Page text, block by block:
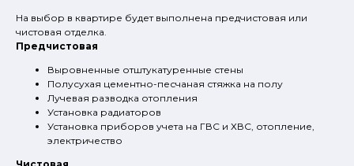
На выбор в квартире будет выполнена предчистовая или
чистовая отделка.
Предчистовая
Выровненные отштукатуренные стены
Полусухая цементно-песчаная стяжка на полу
Лучевая разводка отопления
Установка радиаторов
Установка приборов учета на ГВС и ХВС, отопление,
электричество